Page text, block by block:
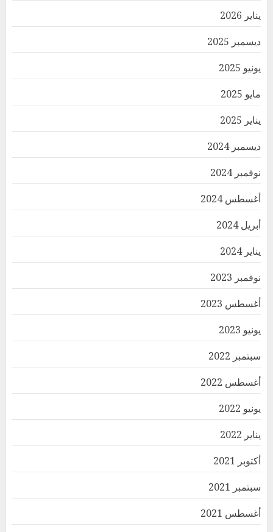
يناير 2026
ديسمبر 2025
يونيو 2025
مايو 2025
يناير 2025
ديسمبر 2024
نوفمبر 2024
أغسطس 2024
أبريل 2024
يناير 2024
نوفمبر 2023
أغسطس 2023
يونيو 2023
سبتمبر 2022
أغسطس 2022
يونيو 2022
يناير 2022
أكتوبر 2021
سبتمبر 2021
أغسطس 2021